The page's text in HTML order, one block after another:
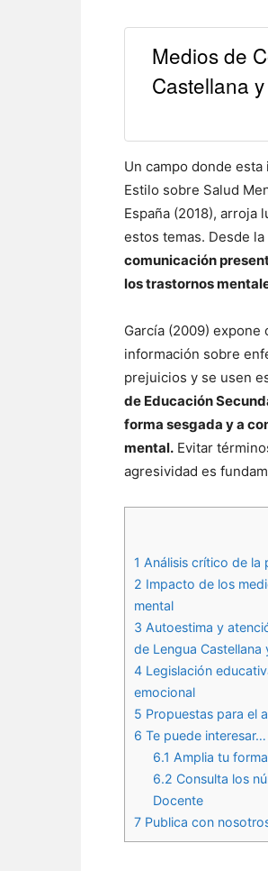
Medios de
Castellana
Un campo donde
Estilo sobre Salud
España (2018),
estos temas. Desde
comunicación
los trastornos
García (2009)
información sobre
prejuicios y se usen
de Educación
forma sesgada y a
mental. Evitar
agresividad es
1 Análisis crítico de la
2 Impacto de los
mental
3 Autoestima y
de Lengua Castellana
4 Legislación
emocional
5 Propuestas para el
6 Te puede interesar…
6.1 Amplia tu
6.2 Consulta los
Docente
7 Publica con